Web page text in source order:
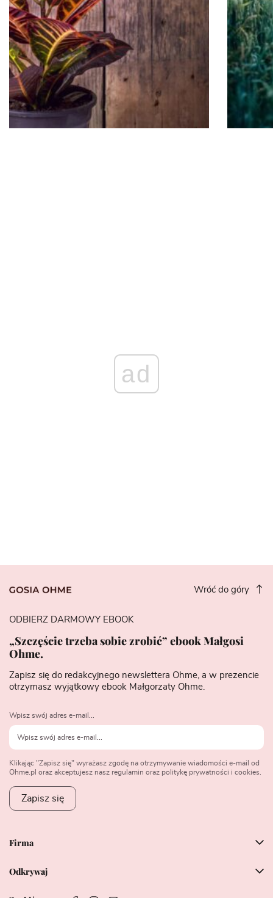
ad
Wróć do góry
Firma
Odkrywaj
ODBIERZ DARMOWY EBOOK
„Szczęście trzeba sobie zrobić” ebook Małgosi
Ohme.
Zapisz się do redakcyjnego newslettera Ohme, a w prezencie
otrzymasz wyjątkowy ebook Małgorzaty Ohme.
Wpisz swój adres e-mail...
Klikając "Zapisz się" wyrażasz zgodę na otrzymywanie wiadomości e-mail od
Ohme.pl oraz akceptujesz nasz regulamin oraz politykę prywatności i cookies.
Zapisz się